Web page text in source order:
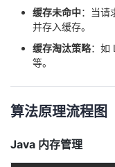
学
的
课
我
的
我
持
我
技
术
的
云
缓存未命中：当请
并存入缓存。
缓存淘汰策略：如
等。
算法原理流程图
Java 内存管理